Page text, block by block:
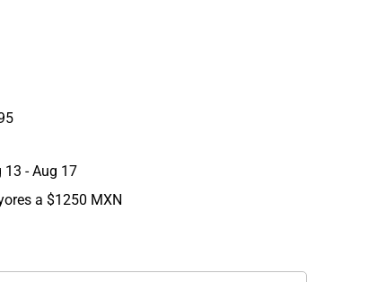
13 - Aug 17
a $1250 MXN